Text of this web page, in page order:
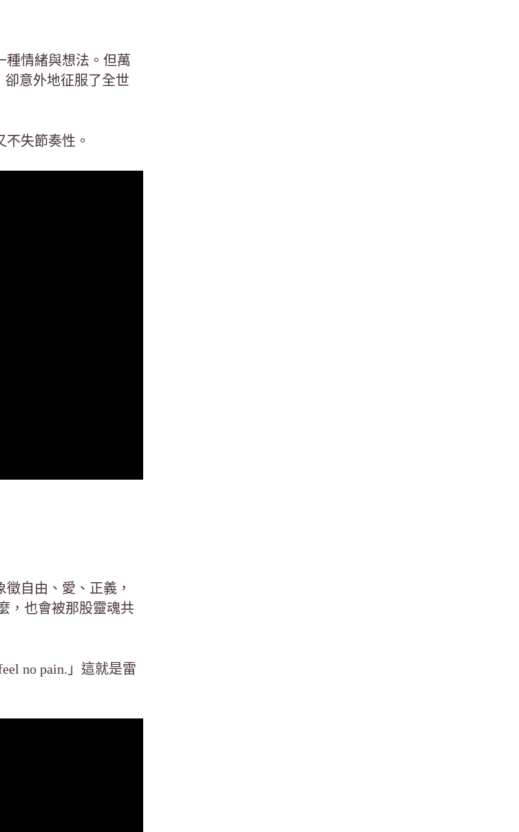
種情緒與想法。但萬
卻意外地征服了全世
失節奏性。
自由、愛、正義，
，也會被那股靈魂共
no pain.」這就是雷